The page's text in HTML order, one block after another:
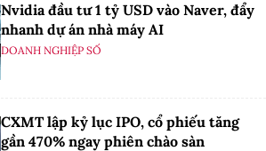
Nvidia đầu tư 1 tỷ USD vào Naver, đẩy
nhanh dự án nhà máy AI
DOANH NGHIỆP SỐ
CXMT lập kỷ lục IPO, cổ phiếu tăng
gần 470% ngay phiên chào sàn